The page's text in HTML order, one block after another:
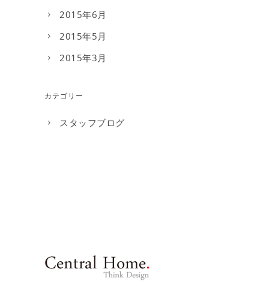
2015年6月
2015年5月
2015年3月
カテゴリー
スタッフブログ